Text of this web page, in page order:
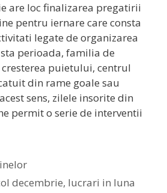
are loc finalizarea pregatirii
pentru iernare care consta
legate de organizarea
perioada, familia de
puietului, centrul
din rame goale sau
sens, zilele insorite din
permit o serie de interventii
decembrie, lucrari in luna